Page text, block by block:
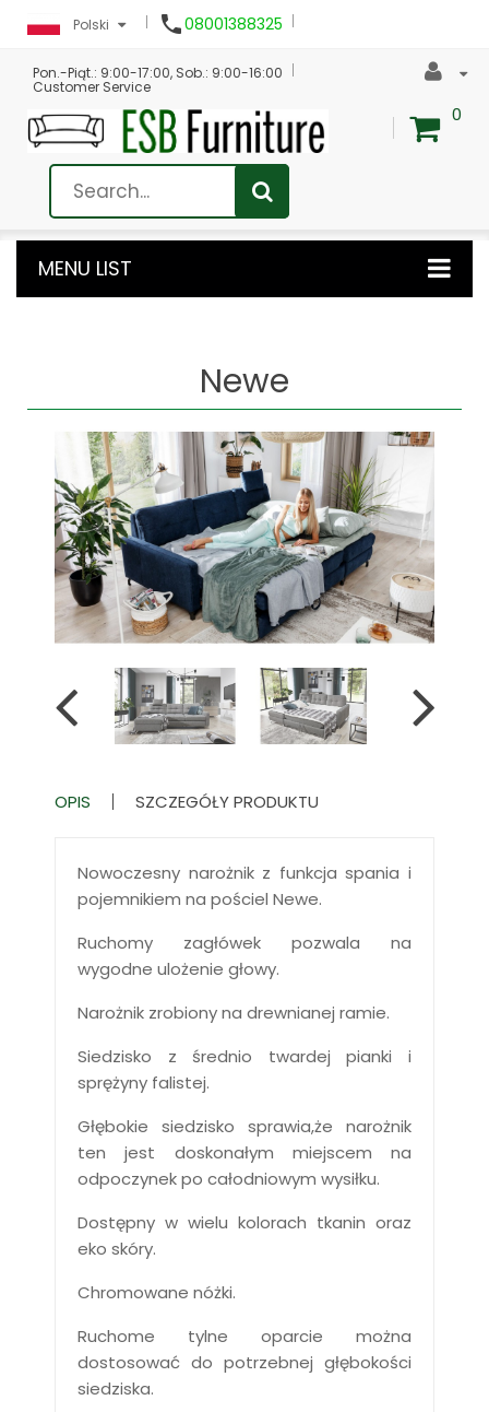
Polski 08001388325
Pon.-Piąt.: 9:00-17:00, Sob.: 9:00-16:00
Customer Service
0
MENU LIST
Newe
OPIS SZCZEGÓŁY PRODUKTU
Nowoczesny narożnik z funkcja spania i
pojemnikiem na pościel Newe.
Ruchomy zagłówek pozwala na
wygodne ulożenie głowy.
Narożnik zrobiony na drewnianej ramie.
Siedzisko z średnio twardej pianki i
sprężyny falistej.
Głębokie siedzisko sprawia,że narożnik
ten jest doskonałym miejscem na
odpoczynek po całodniowym wysiłku.
Dostępny w wielu kolorach tkanin oraz
eko skóry.
Chromowane nóżki.
Ruchome tylne oparcie można
dostosować do potrzebnej głębokości
siedziska.